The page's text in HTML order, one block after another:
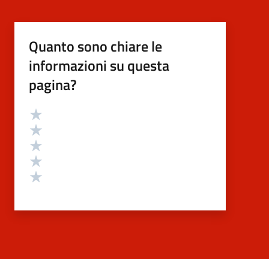
Quanto sono chiare le
informazioni su questa
pagina?
Valutazione